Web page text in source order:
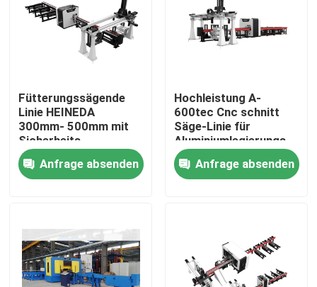
Produkte
Fütterungssägende
Linie HEINEDA
300mm- 500mm mit
Sicherheits-
Kontrollfunktion
Anfrage absenden
Hochleistung A-
600tec Cnc schnitt
Säge-Linie für
Aluminiumlegierungs-
Blätter ab
Anfrage absenden